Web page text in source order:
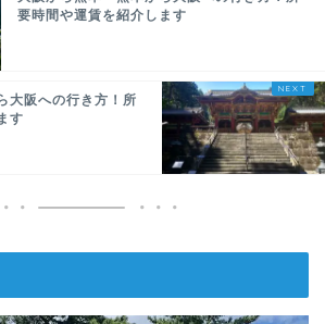
要時間や運賃を紹介します
大阪への行き方！所
す